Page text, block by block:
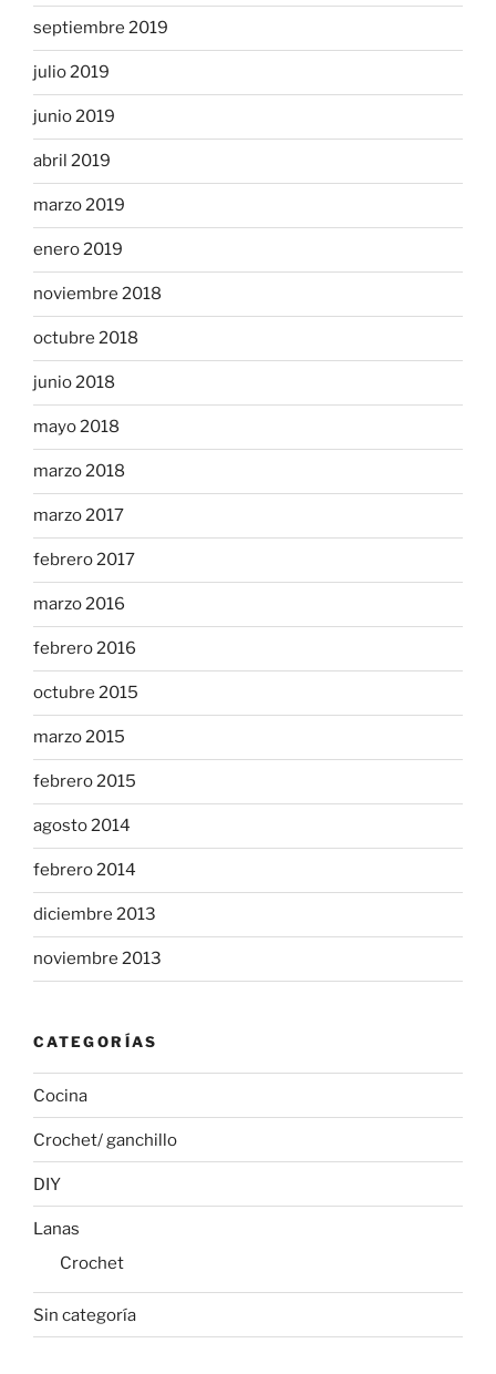
septiembre 2019
julio 2019
junio 2019
abril 2019
marzo 2019
enero 2019
noviembre 2018
octubre 2018
junio 2018
mayo 2018
marzo 2018
marzo 2017
febrero 2017
marzo 2016
febrero 2016
octubre 2015
marzo 2015
febrero 2015
agosto 2014
febrero 2014
diciembre 2013
noviembre 2013
CATEGORÍAS
Cocina
Crochet/ ganchillo
DIY
Lanas
Crochet
Sin categoría